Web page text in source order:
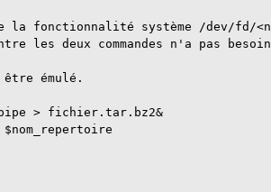
la fonctionnalité système /dev/fd/
les deux commandes n'a pas
émulé.
> fichier.tar.bz2&